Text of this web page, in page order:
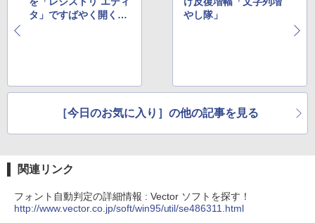
タ」ですばやく開く
やし隊」
［今日のお気に入り］の他の記事を見る
関連リンク
フォント自動判定の詳細情報 : Vector ソフトを探す！
http://www.vector.co.jp/soft/win95/util/se486311.html